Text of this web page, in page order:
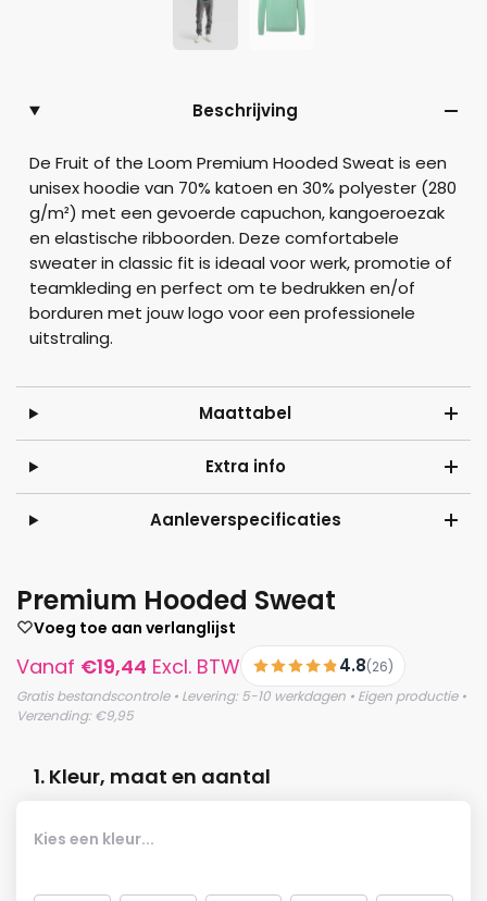
Beschrijving
De Fruit of the Loom Premium Hooded Sweat is een
unisex hoodie van 70% katoen en 30% polyester (280
g/m²) met een gevoerde capuchon, kangoeroezak
en elastische ribboorden. Deze comfortabele
sweater in classic fit is ideaal voor werk, promotie of
teamkleding en perfect om te bedrukken en/of
borduren met jouw logo voor een professionele
uitstraling.
Maattabel
Extra info
Aanleverspecificaties
Premium Hooded Sweat
Voeg toe aan verlanglijst
Vanaf €19,44 Excl. BTW 4.8(26)
Gratis bestandscontrole • Levering: 5-10 werkdagen • Eigen productie •
Verzending: €9,95
1. Kleur, maat en aantal
Kies een kleur...